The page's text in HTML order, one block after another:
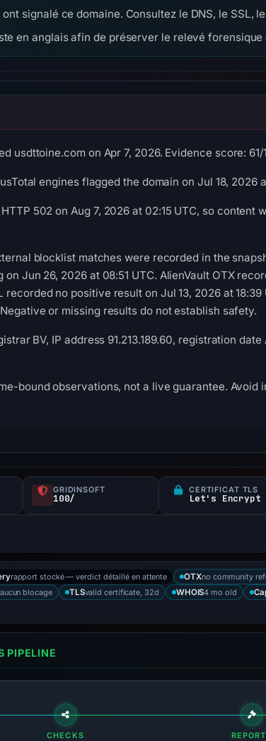
signalé ce domaine. Consultez le DNS, le SSL,
en anglais afin de préserver le relevé forensique
usdttoine.com on Apr 7, 2026. Evidence score:
engines flagged the domain on Jul 18, 2026
502 on Aug 7, 2026 at 02:15 UTC, so
blocklist matches were recorded in the
Jun 26, 2026 at 08:51 UTC. AlienVault OTX
recorded no positive result on Jul 13, 2026 at
or missing results do not establish safety.
BV, IP address 91.213.189.60, registration
bound observations, not a live guarantee.
GRIDINSOFT
100/
CERTIFICAT TLS
Let's Encrypt
rapport stocké — verdict détaillé en attente OTXno community
blocage
TLSvalid certificate, 32d WHOIS4 mo old
PIPELINE
CHECKS